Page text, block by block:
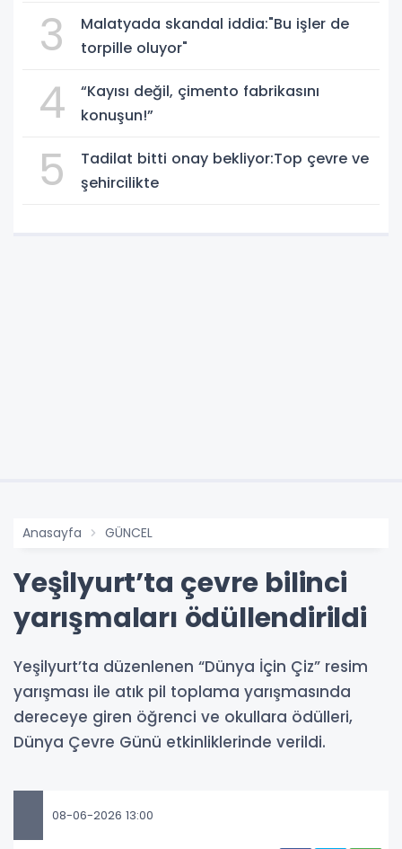
3
Malatyada skandal iddia:"Bu işler de
torpille oluyor"
4
“Kayısı değil, çimento fabrikasını
konuşun!”
5
Tadilat bitti onay bekliyor:Top çevre ve
şehircilikte
Anasayfa GÜNCEL
Yeşilyurt’ta çevre bilinci
yarışmaları ödüllendirildi
Yeşilyurt’ta düzenlenen “Dünya İçin Çiz” resim
yarışması ile atık pil toplama yarışmasında
dereceye giren öğrenci ve okullara ödülleri,
Dünya Çevre Günü etkinliklerinde verildi.
08-06-2026 13:00